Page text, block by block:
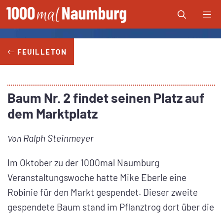
Zum
Inhalt
springen
FEUILLETON
Baum Nr. 2 findet seinen Platz auf
dem Marktplatz
Von Ralph Steinmeyer
Im Oktober zu der 1000mal Naumburg
Veranstaltungswoche hatte Mike Eberle eine
Robinie für den Markt gespendet. Dieser zweite
gespendete Baum stand im Pflanztrog dort über die